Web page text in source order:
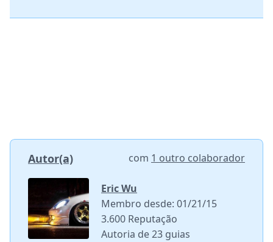
Autor(a) com 1 outro colaborador
Eric Wu
Membro desde: 01/21/15
3.600 Reputação
Autoria de 23 guias